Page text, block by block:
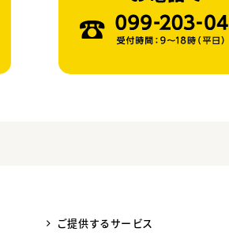
ご提供するサービス